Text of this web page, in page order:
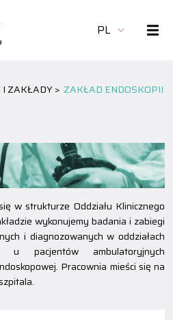
PL
ZAKŁADY > ZAKŁAD ENDOSKOPII
w strukturze Oddziału Klinicznego
wykonujemy badania i zabiegi
i diagnozowanych w oddziałach
pacjentów ambulatoryjnych
Pracownia mieści się na